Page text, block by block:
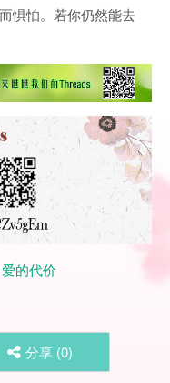
惧怕。若你仍然能去
的代价
分享 (0)